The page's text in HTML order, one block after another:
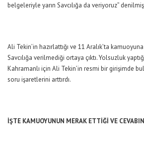
belgeleriyle yarın Savcılığa da veriyoruz”
Ali Tekin’in hazırlattığı ve 11 Aralık’ta
Savcılığa verilmediği ortaya çıktı. Yolsuzluk
Kahramanlı için Ali Tekin’in resmi bir girişimde
soru işaretlerini arttırdı.
İŞTE KAMUOYUNUN MERAK ETTİĞİ VE